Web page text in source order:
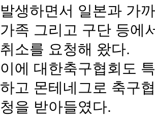
발생하면서 일본과 가
가족 그리고 구단 등에
취소를 요청해 왔다.
이에 대한축구협회도
하고 몬테네그로 축구
청을 받아들였다.